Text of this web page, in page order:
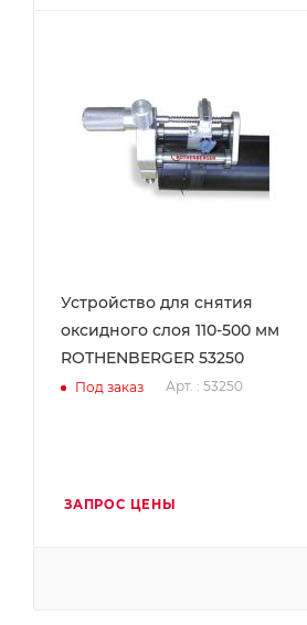
Устройство для снятия
оксидного слоя 110-500 мм
ROTHENBERGER 53250
Под заказ Арт. : 53250
ЗАПРОС ЦЕНЫ